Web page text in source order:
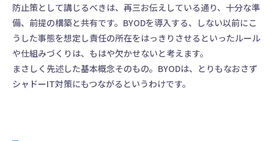
防止策として講じるべきは、再三お伝えしている通り、十分な準
備、前提の構築と共有です。BYODを導入する、しない以前にこ
うした事態を想定し責任の所在をはっきりさせるといったルール
や仕組みづくりは、もはや欠かせないと考えます。
まさしく先述した基本概念そのもの。BYODは、とりもなおさず
シャドーIT対策にもつながるというわけです。